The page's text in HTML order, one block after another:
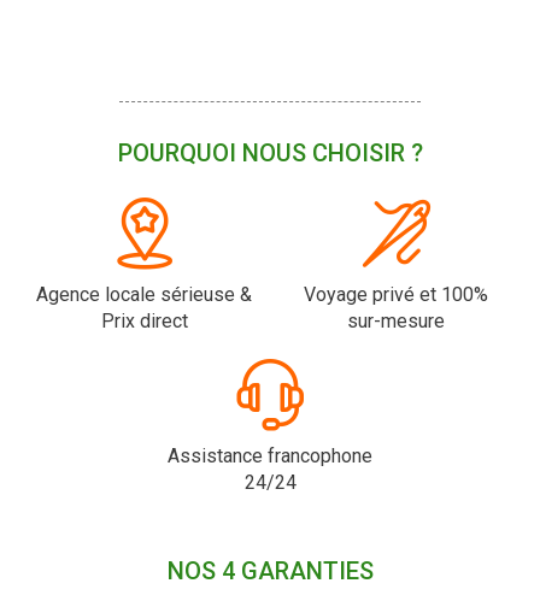
POURQUOI NOUS CHOISIR ?
Agence locale sérieuse &
Prix direct
Voyage privé et 100%
sur-mesure
Assistance francophone
24/24
NOS 4 GARANTIES